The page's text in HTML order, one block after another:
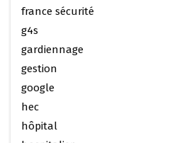
france sécurité
g4s
gardiennage
gestion
google
hec
hôpital